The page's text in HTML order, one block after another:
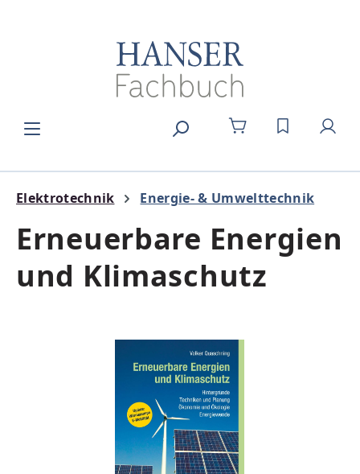
DU HAST 0
Elektrotechnik Energie- & Umwelttechnik
Erneuerbare Energien
und Klimaschutz
Bildergalerie überspringen